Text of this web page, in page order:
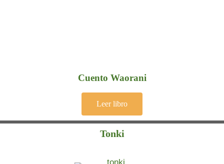
Cuento Waorani
Leer libro
Tonki